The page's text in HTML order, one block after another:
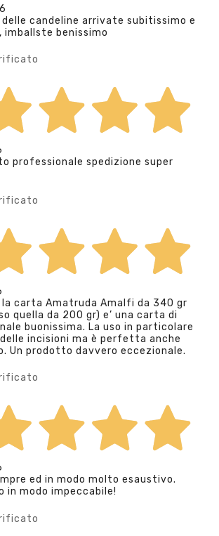
candeline arrivate subitissimo e
benissimo
professionale spedizione super
carta Amatruda Amalfi da 340 gr
quella da 200 gr) e’ una carta di
buonissima. La uso in particolare
incisioni ma è perfetta anche
Un prodotto davvero eccezionale.
ed in modo molto esaustivo.
modo impeccabile!